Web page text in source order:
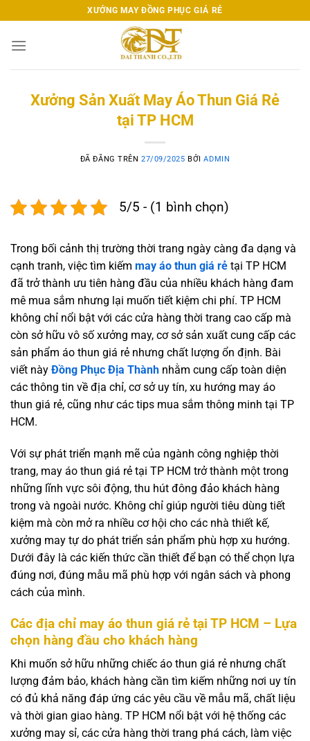
đến
nội
XƯỞNG MAY ĐỒNG PHỤC GIÁ RẺ
Xưởng Sản Xuất May Áo Thun Giá Rẻ
tại TP HCM
ĐÃ ĐĂNG TRÊN27/09/2025 BỞIADMIN
5/5 - (1 bình chọn)
Trong bối cảnh thị trường thời trang ngày càng đa dạng và
cạnh tranh, việc tìm kiếm may áo thun giá rẻ tại TP HCM
đã trở thành ưu tiên hàng đầu của nhiều khách hàng đam
mê mua sắm nhưng lại muốn tiết kiệm chi phí. TP HCM
không chỉ nổi bật với các cửa hàng thời trang cao cấp mà
còn sở hữu vô số xưởng may, cơ sở sản xuất cung cấp các
sản phẩm áo thun giá rẻ nhưng chất lượng ổn định. Bài
viết này Đồng Phục Địa Thành nhằm cung cấp toàn diện
các thông tin về địa chỉ, cơ sở uy tín, xu hướng may áo
thun giá rẻ, cũng như các tips mua sắm thông minh tại TP
HCM.
Với sự phát triển mạnh mẽ của ngành công nghiệp thời
trang, may áo thun giá rẻ tại TP HCM trở thành một trong
những lĩnh vực sôi động, thu hút đông đảo khách hàng
trong và ngoài nước. Không chỉ giúp người tiêu dùng tiết
kiệm mà còn mở ra nhiều cơ hội cho các nhà thiết kế,
xưởng may tự do phát triển sản phẩm phù hợp xu hướng.
Dưới đây là các kiến thức cần thiết để bạn có thể chọn lựa
đúng nơi, đúng mẫu mã phù hợp với ngân sách và phong
cách của mình.
Các địa chỉ may áo thun giá rẻ tại TP HCM – Lựa
chọn hàng đầu cho khách hàng
Khi muốn sở hữu những chiếc áo thun giá rẻ nhưng chất
lượng đảm bảo, khách hàng cần tìm kiếm những nơi uy tín
có đủ khả năng đáp ứng các yêu cầu về mẫu mã, chất liệu
và thời gian giao hàng. TP HCM nổi bật với hệ thống các
xưởng may sỉ, các cửa hàng thời trang phá cách, làm việc